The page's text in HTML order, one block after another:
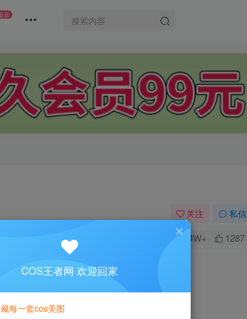
新
关注 私信
1.4W+ 1287
[18P]
付费后查看
COS王者网 欢迎回家
每一套cos美图